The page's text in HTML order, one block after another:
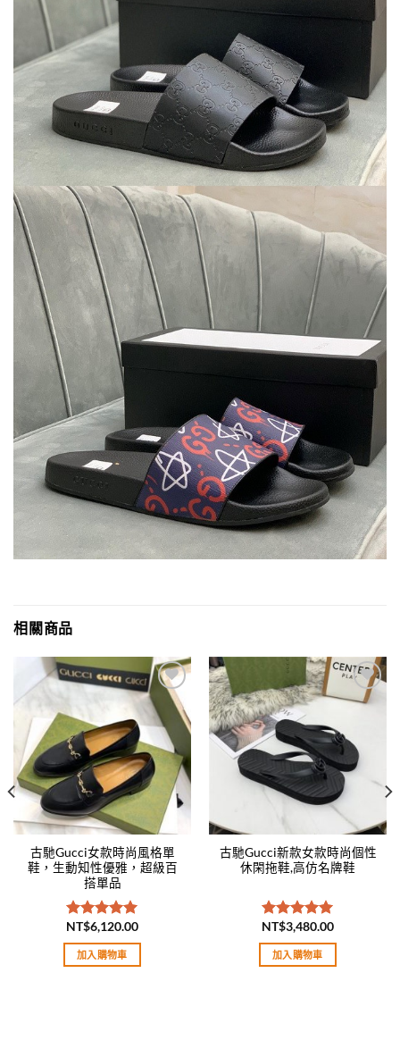
相關商品
Add to
wishlist
古馳Gucci女款時尚風格單
鞋，生動知性優雅，超級百
搭單品
評分5.00
滿分 5
NT$6,120.00
加入購物車
Add to
古馳Gucci新款女款時尚個性
休閑拖鞋,高仿名牌鞋
評分5.00
滿分 5
NT$3,480.00
加入購物車